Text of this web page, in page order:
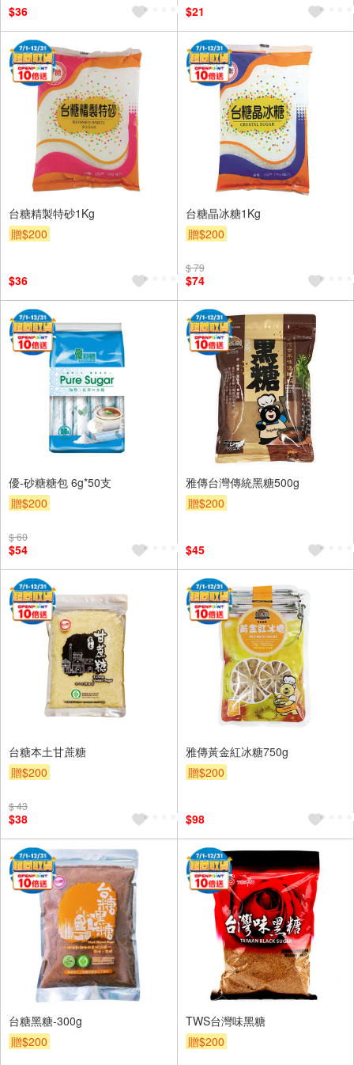
$36 $21
台糖精製特砂1Kg
贈$200
$36
台糖晶冰糖1Kg
贈$200
$ 79
$74
優-砂糖糖包 6g*50支
贈$200
$ 60
$54
雅傳台灣傳統黑糖500g
贈$200
$45
台糖本土甘蔗糖
贈$200
$ 43
$38
雅傳黃金紅冰糖750g
贈$200
$98
台糖黑糖-300g
贈$200
TWS台灣味黑糖
贈$200